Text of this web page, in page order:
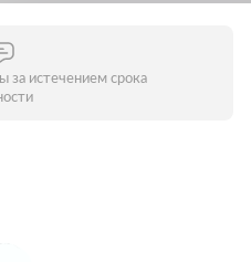
за истечением срока